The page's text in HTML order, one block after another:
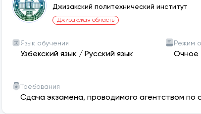
Джизакский политехнический институт
Джизакская область
Язык обучения
Узбекский язык / Русский язык
Режим
Очное
Требования
Сдача экзамена, проводимого агентством по